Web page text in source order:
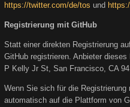
https://twitter.com/de/tos und
Registrierung mit GitHub
Statt einer direkten Registrierung
GitHub registrieren. Anbieter
P Kelly Jr St, San Francisco, CA
Wenn Sie sich für die
automatisch auf die Plattform von